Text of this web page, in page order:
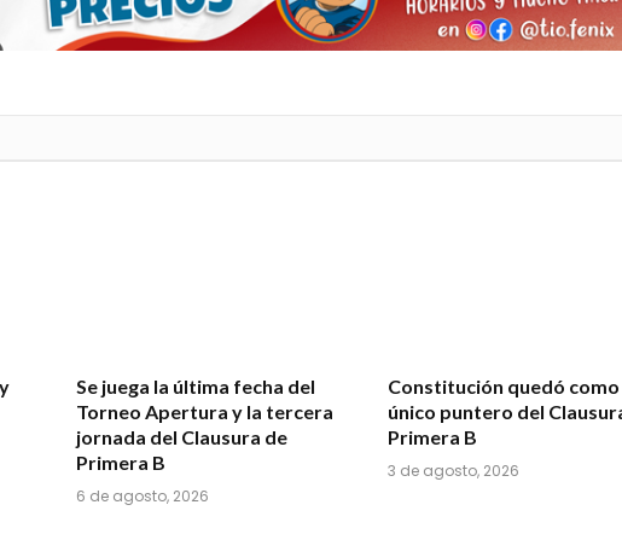
Se juega la última fecha del
Torneo Apertura y la tercera
jornada del Clausura de
Primera B
6 de agosto, 2026
Constitución quedó como
único puntero del
Primera B
3 de agosto, 2026